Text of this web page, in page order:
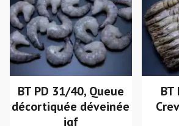
BT PD 31/40, Queue
décortiquée déveinée
iqf
BT